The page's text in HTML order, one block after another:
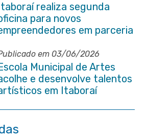
realiza segunda
para novos
em parceria
Sebrae
em 03/06/2026
Municipal de Artes
e desenvolve talentos
em Itaboraí